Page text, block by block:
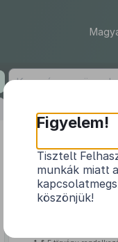
Figyelem!
Tisztelt
munkák miatt
köszönjük!